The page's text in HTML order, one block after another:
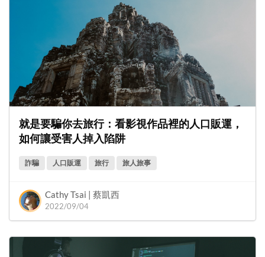
就是要騙你去旅行：看影視作品裡的人口販運，
如何讓受害人掉入陷阱
詐騙 人口販運 旅行 旅人旅事
Cathy Tsai | 蔡凱西
2022/09/04